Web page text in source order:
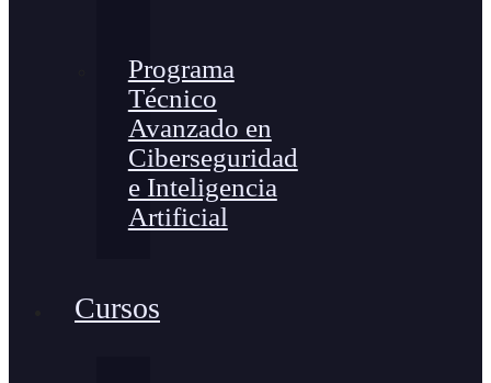
Programa
Técnico
Avanzado en
Ciberseguridad
e Inteligencia
Artificial
Cursos